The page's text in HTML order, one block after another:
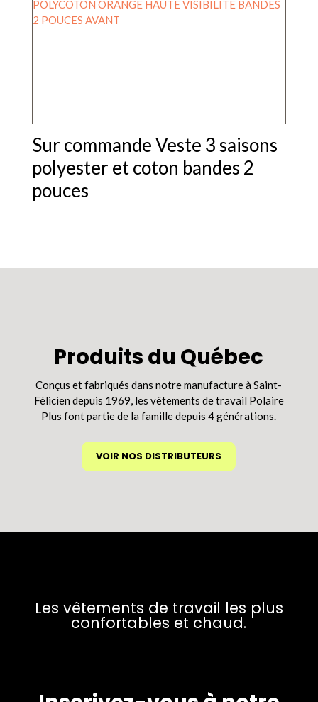
Sur commande Veste 3 saisons
polyester et coton bandes 2
pouces
Produits du Québec
Conçus et fabriqués dans notre manufacture à Saint-
Félicien depuis 1969, les vêtements de travail Polaire
Plus font partie de la famille depuis 4 générations.
VOIR NOS DISTRIBUTEURS
Les vêtements de travail les plus
confortables et chaud.